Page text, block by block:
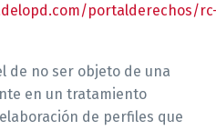
portalderechos/
de no ser objeto de una
en un tratamiento
de perfiles que